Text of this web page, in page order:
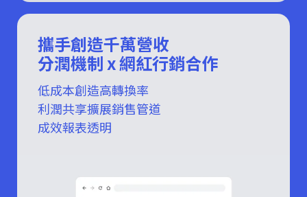
攜手創造千萬營收
分潤機制 x 網紅行銷合作
低成本創造高轉換率
利潤共享擴展銷售管道
成效報表透明